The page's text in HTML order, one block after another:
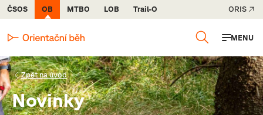
ČSOS OB MTBO LOB Trail-O ORIS
MENU
Zpět na úvod
Novinky